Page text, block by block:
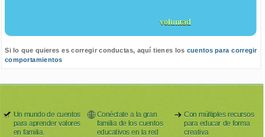
voluntad
Si lo que quieres es corregir conductas, aquí tienes los cuentos para corregir
comportamientos
Un mundo de cuentos
para aprender valores
en familia.
Conéctate a la gran
familia de los cuentos
educativos en la red
Con múltiples recursos
para educar de forma
creativa